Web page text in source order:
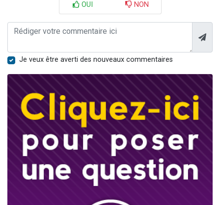
OUI NON
Je veux être averti des nouveaux commentaires